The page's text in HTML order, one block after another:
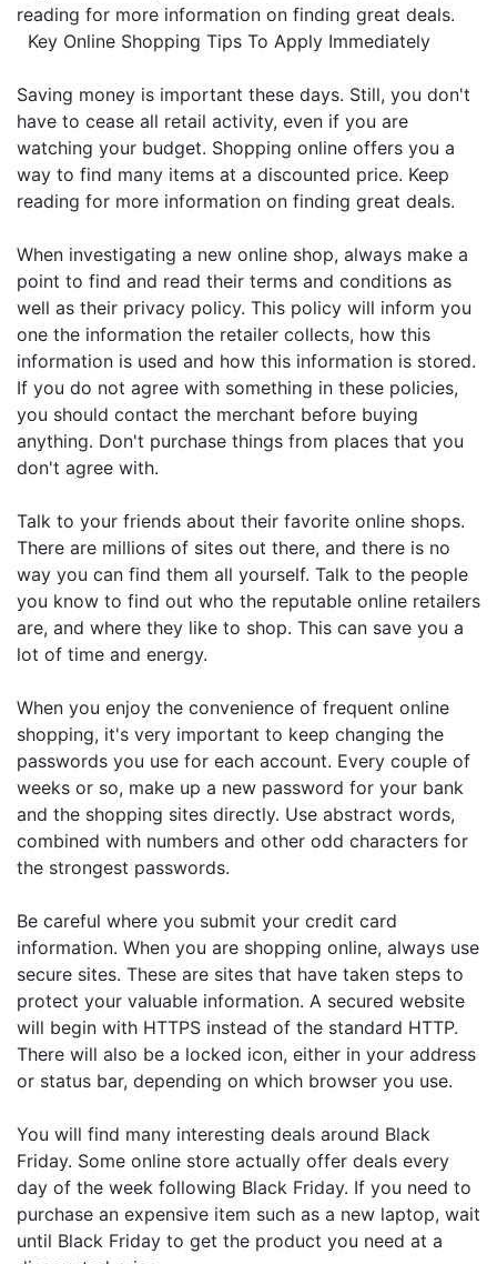
reading for more information on finding great deals.
Key Online Shopping Tips To Apply Immediately
Saving money is important these days. Still, you don't
have to cease all retail activity, even if you are
watching your budget. Shopping online offers you a
way to find many items at a discounted price. Keep
reading for more information on finding great deals.
When investigating a new online shop, always make a
point to find and read their terms and conditions as
well as their privacy policy. This policy will inform you
one the information the retailer collects, how this
information is used and how this information is stored.
If you do not agree with something in these policies,
you should contact the merchant before buying
anything. Don't purchase things from places that you
don't agree with.
Talk to your friends about their favorite online shops.
There are millions of sites out there, and there is no
way you can find them all yourself. Talk to the people
you know to find out who the reputable online retailers
are, and where they like to shop. This can save you a
lot of time and energy.
When you enjoy the convenience of frequent online
shopping, it's very important to keep changing the
passwords you use for each account. Every couple of
weeks or so, make up a new password for your bank
and the shopping sites directly. Use abstract words,
combined with numbers and other odd characters for
the strongest passwords.
Be careful where you submit your credit card
information. When you are shopping online, always use
secure sites. These are sites that have taken steps to
protect your valuable information. A secured website
will begin with HTTPS instead of the standard HTTP.
There will also be a locked icon, either in your address
or status bar, depending on which browser you use.
You will find many interesting deals around Black
Friday. Some online store actually offer deals every
day of the week following Black Friday. If you need to
purchase an expensive item such as a new laptop, wait
until Black Friday to get the product you need at a